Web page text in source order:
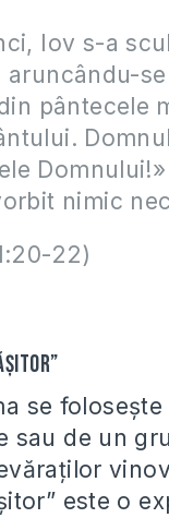
Iov s-a
aruncându-
pântecele
nimic
22)
se
sau de un
este o